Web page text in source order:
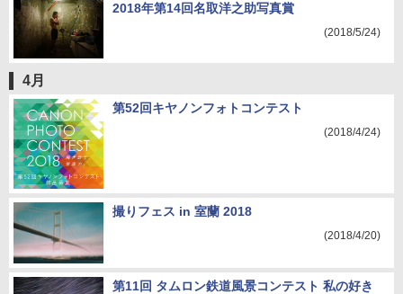
2018年第14回名取洋之助写真賞
(2018/5/24)
4月
第52回キヤノンフォトコンテスト
(2018/4/24)
撮りフェス in 室蘭 2018
(2018/4/20)
第11回 タムロン鉄道風景コンテスト 私の好き